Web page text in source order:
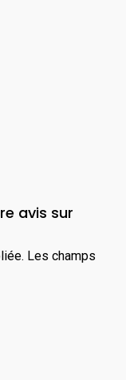
avis sur
Les champs